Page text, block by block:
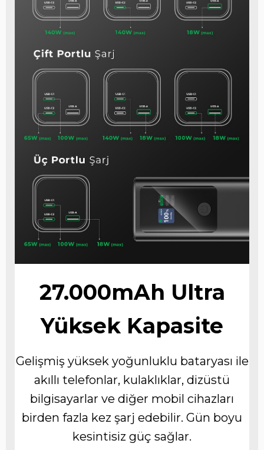
27.000mAh Ultra
Yüksek Kapasite
Gelişmiş yüksek yoğunluklu bataryası ile
akıllı telefonlar, kulaklıklar, dizüstü
bilgisayarlar ve diğer mobil cihazları
birden fazla kez şarj edebilir. Gün boyu
kesintisiz güç sağlar.